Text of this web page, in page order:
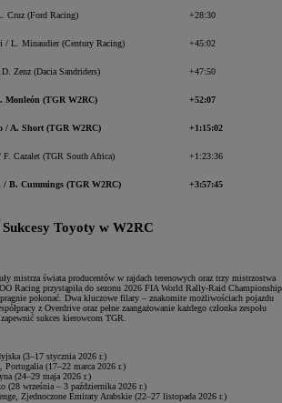
Cruz (Ford Racing) +28:30
/ L. Minaudier (Century Racing) +45:02
Zenz (Dacia Sandriders) +47:50
Monleón (TGR W2RC) +52:07
/ A. Short (TGR W2RC) +1:15:02
F. Cazalet (TGR South Africa) +1:23:36
/ B. Cummings (TGR W2RC) +3:57:45
Sukcesy Toyoty w W2RC
mistrza świata producentów w rajdach terenowych oraz trzy mistrzostwa
Racing przystąpiła do sezonu 2026 FIA World Rally-Raid Championship
pokonać. Dwa kluczowe filary – znakomite możliwościach pojazdu
z Overdrive oraz pełne zaangażowanie każdego członka zespołu
sukces kierowcom TGR.
(3–17 stycznia 2026 r.)
(17–22 marca 2026 r.)
(24–29 maja 2026 r.)
(28 września – 3 października 2026 r.)
Zjednoczone Emiraty Arabskie (22–27 listopada 2026 r.)